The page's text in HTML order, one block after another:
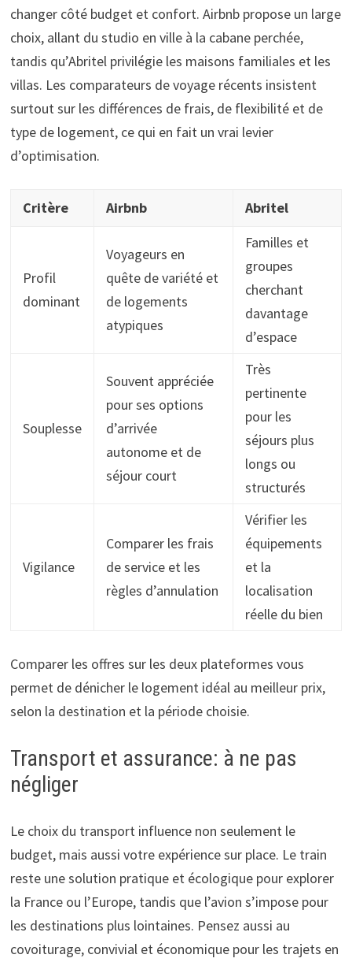
changer côté budget et confort. Airbnb propose un large
choix, allant du studio en ville à la cabane perchée,
tandis qu’Abritel privilégie les maisons familiales et les
villas. Les comparateurs de voyage récents insistent
surtout sur les différences de frais, de flexibilité et de
type de logement, ce qui en fait un vrai levier
d’optimisation.
Critère Airbnb Abritel
Profil
dominant
Voyageurs en
quête de variété et
de logements
atypiques
Familles et
groupes
cherchant
davantage
d’espace
Souplesse
Souvent appréciée
pour ses options
d’arrivée
autonome et de
séjour court
Très
pertinente
pour les
séjours plus
longs ou
structurés
Vigilance
Comparer les frais
de service et les
règles d’annulation
Vérifier les
équipements
et la
localisation
réelle du bien
Comparer les offres sur les deux plateformes vous
permet de dénicher le logement idéal au meilleur prix,
selon la destination et la période choisie.
Transport et assurance: à ne pas
négliger
Le choix du transport influence non seulement le
budget, mais aussi votre expérience sur place. Le train
reste une solution pratique et écologique pour explorer
la France ou l’Europe, tandis que l’avion s’impose pour
les destinations plus lointaines. Pensez aussi au
covoiturage, convivial et économique pour les trajets en